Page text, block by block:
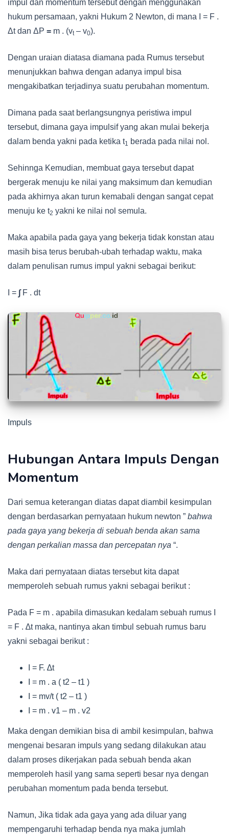
impul dan momentum tersebut dengan menggunakan
hukum persamaan, yakni Hukum 2 Newton, di mana I = F .
Δt dan ΔP = m . (vt – v0).
Dengan uraian diatasa diamana pada Rumus tersebut
menunjukkan bahwa dengan adanya impul bisa
mengakibatkan terjadinya suatu perubahan momentum.
Dimana pada saat berlangsungnya peristiwa impul
tersebut, dimana gaya impulsif yang akan mulai bekerja
dalam benda yakni pada ketika t1 berada pada nilai nol.
Sehinnga Kemudian, membuat gaya tersebut dapat
bergerak menuju ke nilai yang maksimum dan kemudian
pada akhirnya akan turun kemabali dengan sangat cepat
menuju ke t2 yakni ke nilai nol semula.
Maka apabila pada gaya yang bekerja tidak konstan atau
masih bisa terus berubah-ubah terhadap waktu, maka
dalam penulisan rumus impul yakni sebagai berikut:
I = ∫F . dt
Impuls
Hubungan Antara Impuls Dengan
Momentum
Dari semua keterangan diatas dapat diambil kesimpulan
dengan berdasarkan pernyataan hukum newton ” bahwa
pada gaya yang bekerja di sebuah benda akan sama
dengan perkalian massa dan percepatan nya “.
Maka dari pernyataan diatas tersebut kita dapat
memperoleh sebuah rumus yakni sebagai berikut :
Pada F = m . apabila dimasukan kedalam sebuah rumus I
= F . ∆t maka, nantinya akan timbul sebuah rumus baru
yakni sebagai berikut :
I = F. ∆t
I = m . a ( t2 – t1 )
I = mv/t ( t2 – t1 )
I = m . v1 – m . v2
Maka dengan demikian bisa di ambil kesimpulan, bahwa
mengenai besaran impuls yang sedang dilakukan atau
dalam proses dikerjakan pada sebuah benda akan
memperoleh hasil yang sama seperti besar nya dengan
perubahan momentum pada benda tersebut.
Namun, Jika tidak ada gaya yang ada diluar yang
mempengaruhi terhadap benda nya maka jumlah